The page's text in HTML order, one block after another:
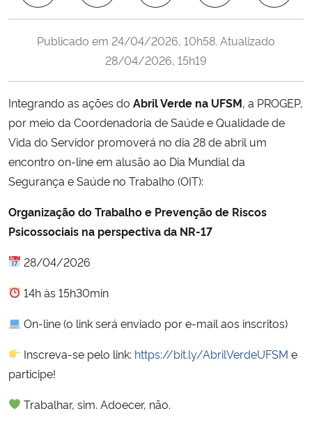
Ministério da Saúde
Ministério de Minas e Energia
Ministério da Ciência, Tecnologia, Inovações e Comunicações
Ministério do Meio Ambiente
Ministério do Turismo
Controladoria-Geral da União
Ministério da Mulher, da Família e dos Direitos Humanos
Gabinete de Segurança Institucional
Publicado em 24/04/2026, 10h58. Atualizado
28/04/2026, 15h19
Integrando as ações do Abril Verde na UFSM, a PROGEP,
por meio da Coordenadoria de Saúde e Qualidade de
Vida do Servidor promoverá no dia 28 de abril um
encontro on-line em alusão ao Dia Mundial da
Segurança e Saúde no Trabalho (OIT):
Organização do Trabalho e Prevenção de Riscos
Psicossociais na perspectiva da NR-17
28/04/2026
14h às 15h30min
On-line (o link será enviado por e-mail aos inscritos)
Inscreva-se pelo link: https://bit.ly/AbrilVerdeUFSM e
participe!
Trabalhar, sim. Adoecer, não.